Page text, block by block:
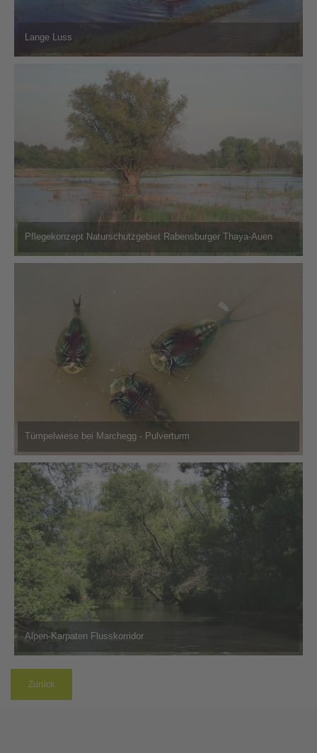
Lange Luss
Pflegekonzept Naturschutzgebiet Rabensburger Thaya-Auen
Tümpelwiese bei Marchegg - Pulverturm
Alpen-Karpaten Flusskorridor
Zurück